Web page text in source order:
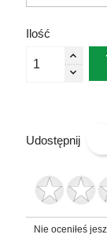
Ilość
Udostępnij
Nie oceniłeś